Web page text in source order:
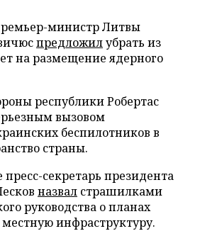
министр Литвы
предложилубрать из
на размещение ядерного
республики Робертас
вызовом
беспилотников в
страны.
секретарь президента
назвал страшилками
руководства о планах
инфраструктуру.